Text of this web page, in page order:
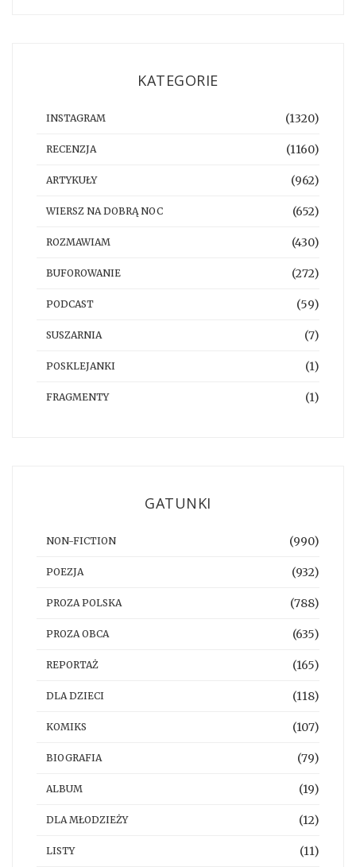
KATEGORIE
INSTAGRAM (1320)
RECENZJA (1160)
ARTYKUŁY (962)
WIERSZ NA DOBRĄ NOC (652)
ROZMAWIAM (430)
BUFOROWANIE (272)
PODCAST (59)
SUSZARNIA (7)
POSKLEJANKI (1)
FRAGMENTY (1)
GATUNKI
NON-FICTION (990)
POEZJA (932)
PROZA POLSKA (788)
PROZA OBCA (635)
REPORTAŻ (165)
DLA DZIECI (118)
KOMIKS (107)
BIOGRAFIA (79)
ALBUM (19)
DLA MŁODZIEŻY (12)
LISTY (11)